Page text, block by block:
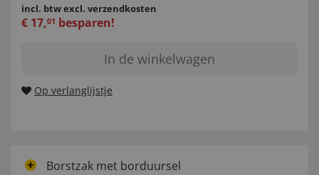
incl. btwexcl. verzendkosten
€ 17,01 besparen!
In de winkelwagen
Op verlanglijstje
Borstzak met borduursel